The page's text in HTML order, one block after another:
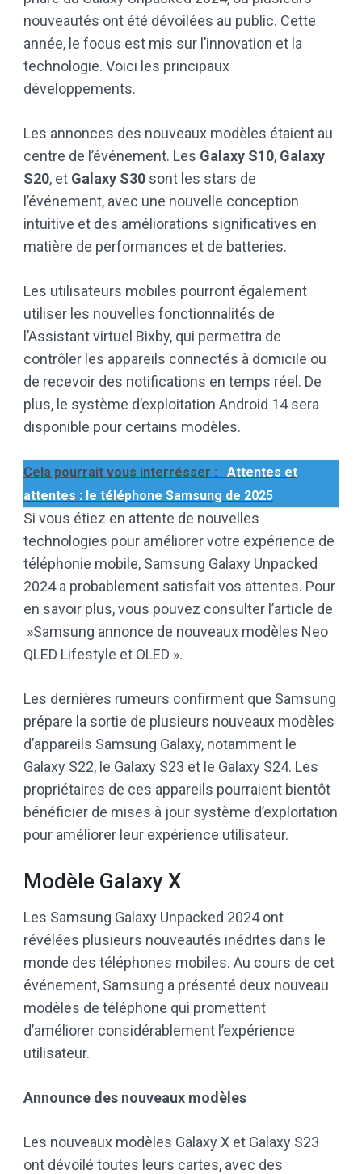
nouveautés ont été dévoilées au public. Cette
année, le focus est mis sur l’innovation et la
technologie. Voici les principaux
développements.
Les annonces des nouveaux modèles étaient au
centre de l’événement. Les Galaxy S10, Galaxy
S20, et Galaxy S30 sont les stars de
l’événement, avec une nouvelle conception
intuitive et des améliorations significatives en
matière de performances et de batteries.
Les utilisateurs mobiles pourront également
utiliser les nouvelles fonctionnalités de
l’Assistant virtuel Bixby, qui permettra de
contrôler les appareils connectés à domicile ou
de recevoir des notifications en temps réel. De
plus, le système d’exploitation Android 14 sera
disponible pour certains modèles.
Cela pourrait vous interrésser :
Attentes et
attentes : le téléphone Samsung de 2025
Si vous étiez en attente de nouvelles
technologies pour améliorer votre expérience de
téléphonie mobile, Samsung Galaxy Unpacked
2024 a probablement satisfait vos attentes. Pour
en savoir plus, vous pouvez consulter l’article de
»Samsung annonce de nouveaux modèles Neo
QLED Lifestyle et OLED ».
Les dernières rumeurs confirment que Samsung
prépare la sortie de plusieurs nouveaux modèles
d’appareils Samsung Galaxy, notamment le
Galaxy S22, le Galaxy S23 et le Galaxy S24. Les
propriétaires de ces appareils pourraient bientôt
bénéficier de mises à jour système d’exploitation
pour améliorer leur expérience utilisateur.
Modèle Galaxy X
Les Samsung Galaxy Unpacked 2024 ont
révélées plusieurs nouveautés inédites dans le
monde des téléphones mobiles. Au cours de cet
événement, Samsung a présenté deux nouveau
modèles de téléphone qui promettent
d’améliorer considérablement l’expérience
utilisateur.
Announce des nouveaux modèles
Les nouveaux modèles Galaxy X et Galaxy S23
ont dévoilé toutes leurs cartes, avec des